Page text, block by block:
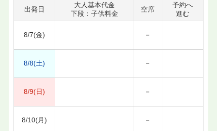
出発日
大人基本代金
下段：子供料金
空席
予約へ
進む
8/7(金) －
8/8(土) －
8/9(日) －
8/10(月) －